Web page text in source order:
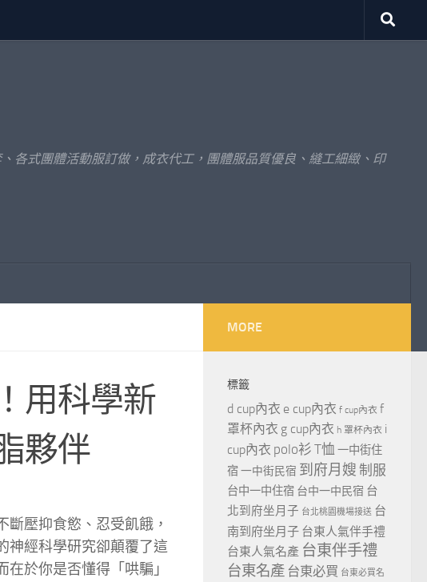
各式團體活動服訂做，成衣代工，團體服品質優良、縫工細緻、印
用科學新
夥伴
壓抑食慾、忍受飢餓，
神經科學研究卻顛覆了這
於你是否懂得「哄騙」
MORE
標籤
d cup內衣 e cup內衣 f cup內衣 f
罩杯內衣 g cup內衣 h 罩杯內衣 i
cup內衣 polo衫 T恤 一中街住
宿一中街民宿 到府月嫂 制服
台中一中住宿 台中一中民宿 台
北到府坐月子 台北桃園機場接送 台
南到府坐月子 台東人氣伴手禮
台東人氣名產 台東伴手禮
台東名產 台東必買 台東必買名